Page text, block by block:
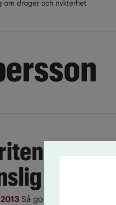
om droger och nykterhet
i
fråga
Så gott som varje år